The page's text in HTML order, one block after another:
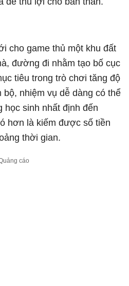
cho game thủ một khu đất
đường đi nhằm tạo bố cục
tiêu trong trò chơi tăng độ
nhiệm vụ dễ dàng có thể
học sinh nhất định đến
hơn là kiếm được số tiền
thời gian.